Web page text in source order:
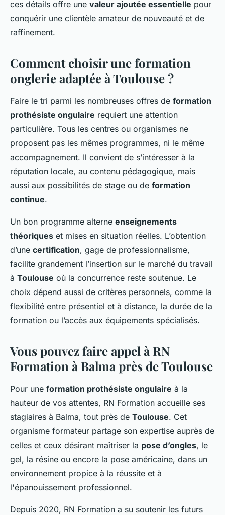
ces détails offre une valeur ajoutée essentielle pour
conquérir une clientèle amateur de nouveauté et de
raffinement.
Comment choisir une formation
onglerie adaptée à Toulouse ?
Faire le tri parmi les nombreuses offres de formation
prothésiste ongulaire requiert une attention
particulière. Tous les centres ou organismes ne
proposent pas les mêmes programmes, ni le même
accompagnement. Il convient de s’intéresser à la
réputation locale, au contenu pédagogique, mais
aussi aux possibilités de stage ou de formation
continue.
Un bon programme alterne enseignements
théoriques et mises en situation réelles. L’obtention
d’une certification, gage de professionnalisme,
facilite grandement l’insertion sur le marché du travail
à Toulouse où la concurrence reste soutenue. Le
choix dépend aussi de critères personnels, comme la
flexibilité entre présentiel et à distance, la durée de la
formation ou l’accès aux équipements spécialisés.
Vous pouvez faire appel à RN
Formation à Balma près de Toulouse
Pour une formation prothésiste ongulaire à la
hauteur de vos attentes, RN Formation accueille ses
stagiaires à Balma, tout près de Toulouse. Cet
organisme formateur partage son expertise auprès de
celles et ceux désirant maîtriser la pose d’ongles, le
gel, la résine ou encore la pose américaine, dans un
environnement propice à la réussite et à
l'épanouissement professionnel.
Depuis 2020, RN Formation a su soutenir les futurs